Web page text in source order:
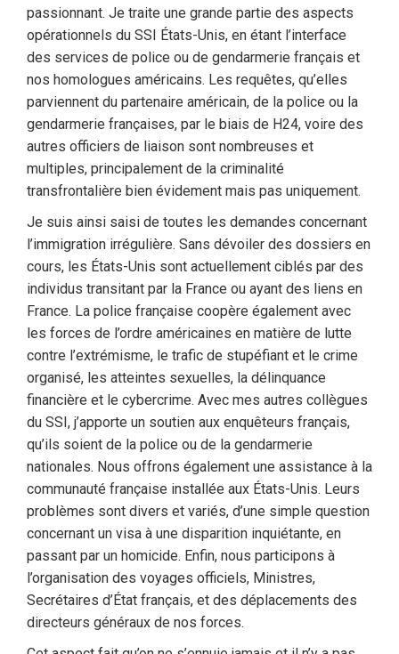
passionnant. Je traite une grande partie des aspects
opérationnels du SSI États-Unis, en étant l’interface
des services de police ou de gendarmerie français et
nos homologues américains. Les requêtes, qu’elles
parviennent du partenaire américain, de la police ou la
gendarmerie françaises, par le biais de H24, voire des
autres officiers de liaison sont nombreuses et
multiples, principalement de la criminalité
transfrontalière bien évidement mais pas uniquement.
Je suis ainsi saisi de toutes les demandes concernant
l’immigration irrégulière. Sans dévoiler des dossiers en
cours, les États-Unis sont actuellement ciblés par des
individus transitant par la France ou ayant des liens en
France. La police française coopère également avec
les forces de l’ordre américaines en matière de lutte
contre l’extrémisme, le trafic de stupéfiant et le crime
organisé, les atteintes sexuelles, la délinquance
financière et le cybercrime. Avec mes autres collègues
du SSI, j’apporte un soutien aux enquêteurs français,
qu’ils soient de la police ou de la gendarmerie
nationales. Nous offrons également une assistance à la
communauté française installée aux États-Unis. Leurs
problèmes sont divers et variés, d’une simple question
concernant un visa à une disparition inquiétante, en
passant par un homicide. Enfin, nous participons à
l’organisation des voyages officiels, Ministres,
Secrétaires d’État français, et des déplacements des
directeurs généraux de nos forces.